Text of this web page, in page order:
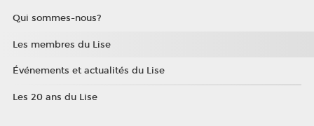
Qui sommes-nous?
Les membres du Lise
Événements et actualités du Lise
Les 20 ans du Lise